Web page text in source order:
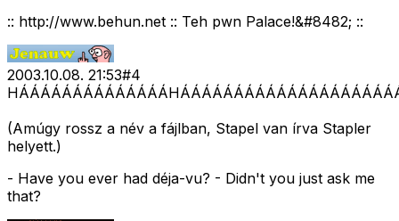
:: http://www.behun.net :: Teh pwn Palace!&#8482; ::
2003.10.08. 21:53#4
(Amúgy rossz a név a fájlban, Stapel van írva Stapler
helyett.)
- Have you ever had déja-vu? - Didn't you just ask me
that?